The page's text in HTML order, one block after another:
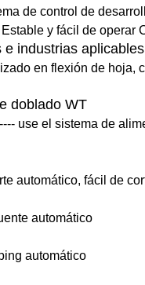
de control de
y fácil de operar
industrias
en flexión de hoja,
doblado WT
use el sistema de
automático, fácil de
automático
automático